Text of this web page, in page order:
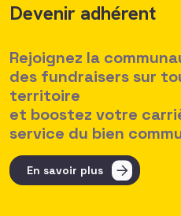
Devenir adhérent
Rejoignez la
des fundraisers sur
territoire
et boostez votre
service du bien
En savoir plus